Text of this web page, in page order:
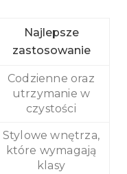
Najlepsze
zastosowanie
Codzienne oraz
utrzymanie w
czystości
Stylowe wnętrza,
które wymagają
klasy